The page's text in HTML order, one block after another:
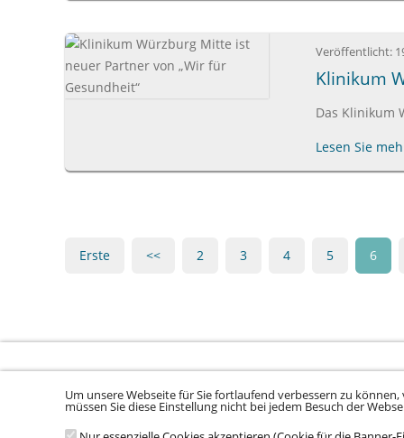
Veröffentlicht:
Klinikum
Das Klinikum
Lesen Sie
Erste << 2 3 4 5 6
Sitemap laden ...
Um unsere Webseite für Sie fortlaufend verbessern zu
müssen Sie diese Einstellung nicht bei jedem Besuch der